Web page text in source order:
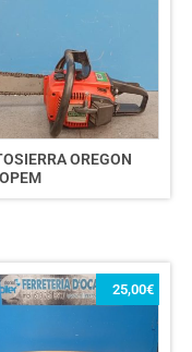
OREGON
25,00€